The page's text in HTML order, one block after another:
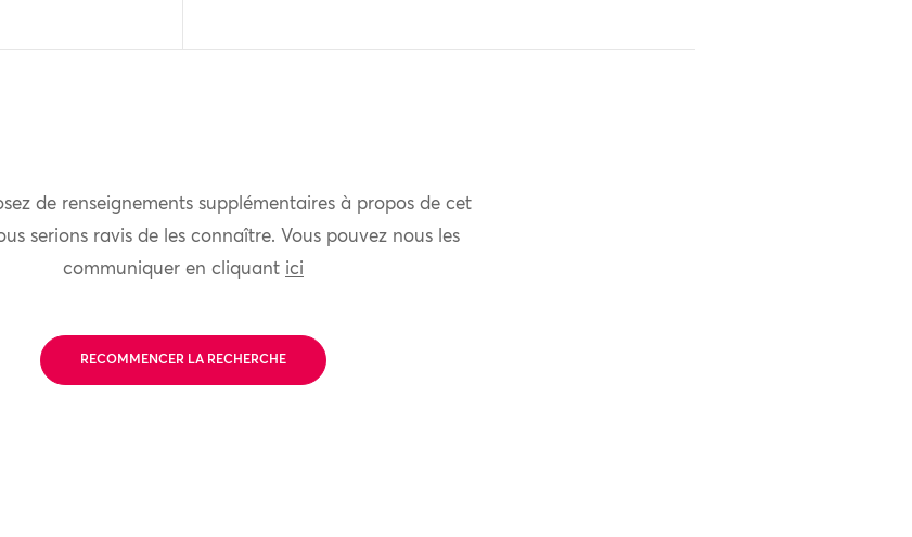
de renseignements supplémentaires à propos de cet
serions ravis de les connaître. Vous pouvez nous les
communiquer en cliquant ici
RECOMMENCER LA RECHERCHE